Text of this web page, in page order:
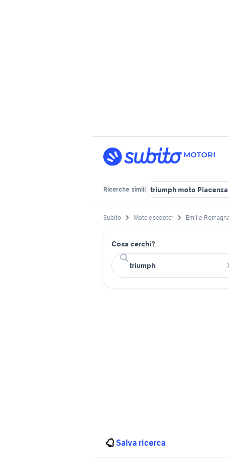
Ricerche simili triumph moto
Subito Moto e scooter Emilia-
Cosa cerchi?
Salva ricerca